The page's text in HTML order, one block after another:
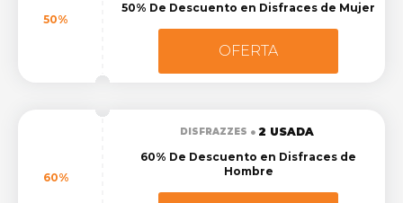
50%
50% De Descuento en Disfraces de Mujer
OFERTA
60%
DISFRAZZES
2 USADA
60% De Descuento en Disfraces de
Hombre